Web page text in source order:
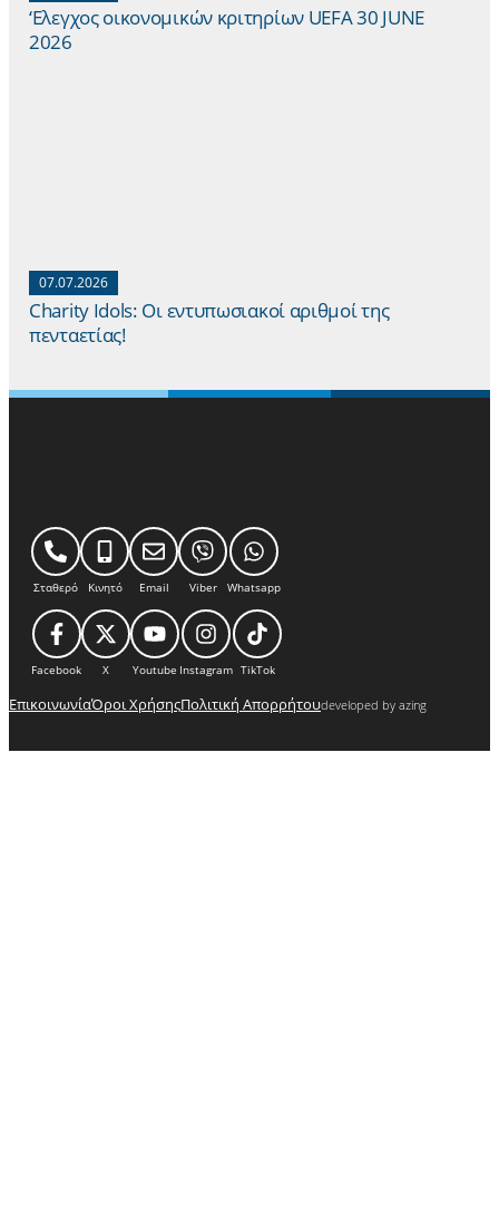
‘Ελεγχος οικονομικών κριτηρίων UEFA 30 JUNE
2026
07.07.2026
Charity Idols: Οι εντυπωσιακοί αριθμοί της
πενταετίας!
Σταθερό Κινητό Email Viber Whatsapp
Facebook X Youtube Instagram TikTok
ΕπικοινωνίαΌροι ΧρήσηςΠολιτική Απορρήτουdeveloped by azing